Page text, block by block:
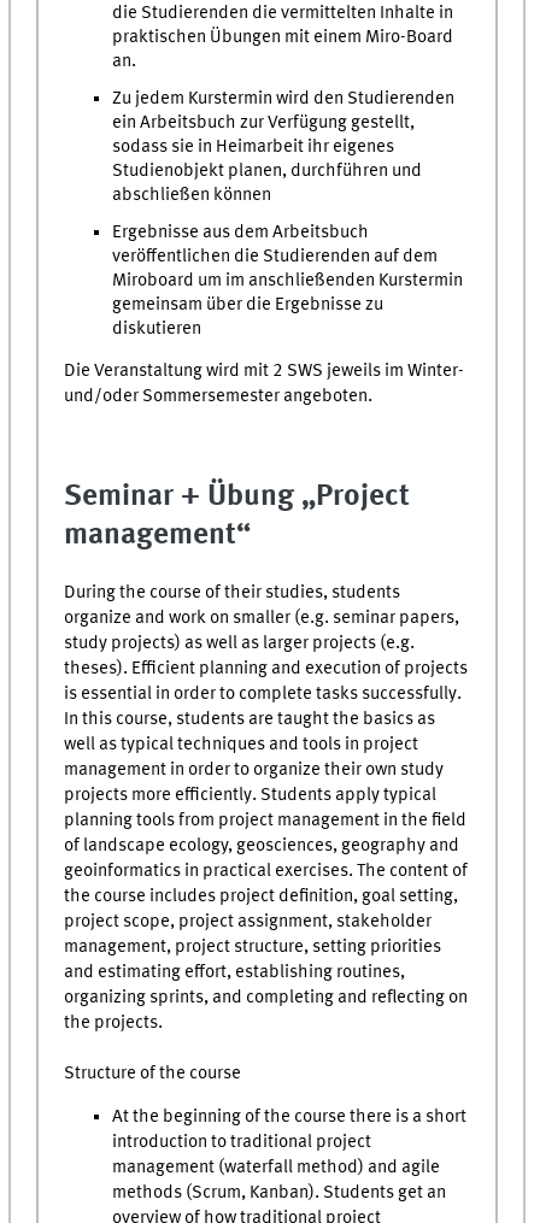
die Studierenden die vermittelten Inhalte in
praktischen Übungen mit einem Miro-Board
an.
Zu jedem Kurstermin wird den Studierenden
ein Arbeitsbuch zur Verfügung gestellt,
sodass sie in Heimarbeit ihr eigenes
Studienobjekt planen, durchführen und
abschließen können
Ergebnisse aus dem Arbeitsbuch
veröffentlichen die Studierenden auf dem
Miroboard um im anschließenden Kurstermin
gemeinsam über die Ergebnisse zu
diskutieren
Die Veranstaltung wird mit 2 SWS jeweils im Winter-
und/oder Sommersemester angeboten.
Seminar + Übung „Project
management“
During the course of their studies, students
organize and work on smaller (e.g. seminar papers,
study projects) as well as larger projects (e.g.
theses). Efficient planning and execution of projects
is essential in order to complete tasks successfully.
In this course, students are taught the basics as
well as typical techniques and tools in project
management in order to organize their own study
projects more efficiently. Students apply typical
planning tools from project management in the field
of landscape ecology, geosciences, geography and
geoinformatics in practical exercises. The content of
the course includes project definition, goal setting,
project scope, project assignment, stakeholder
management, project structure, setting priorities
and estimating effort, establishing routines,
organizing sprints, and completing and reflecting on
the projects.
Structure of the course
At the beginning of the course there is a short
introduction to traditional project
management (waterfall method) and agile
methods (Scrum, Kanban). Students get an
overview of how traditional project